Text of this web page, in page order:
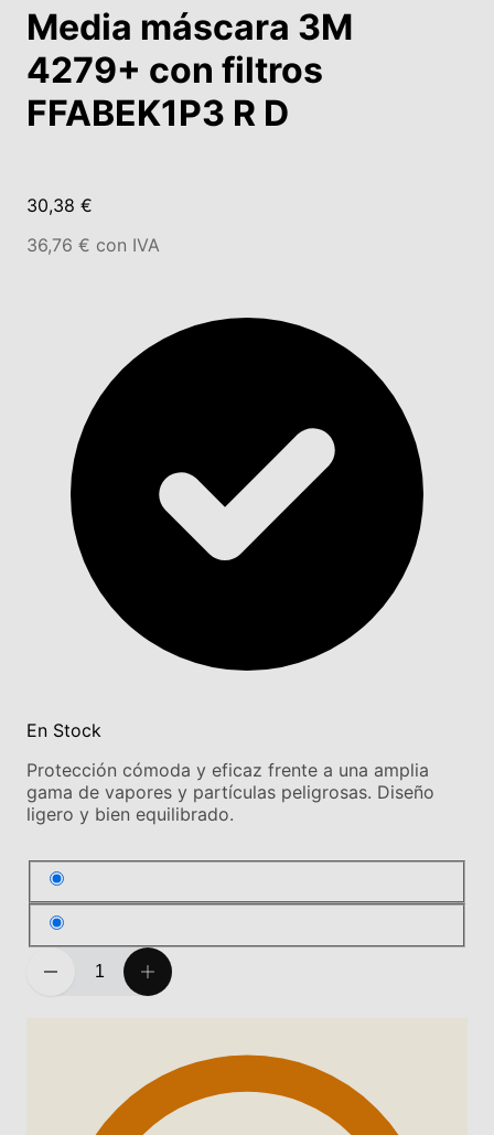
Media máscara 3M
4279+ con filtros
FFABEK1P3 R D
30,38 €
36,76 € con IVA
En Stock
Protección cómoda y eficaz frente a una amplia
gama de vapores y partículas peligrosas. Diseño
ligero y bien equilibrado.